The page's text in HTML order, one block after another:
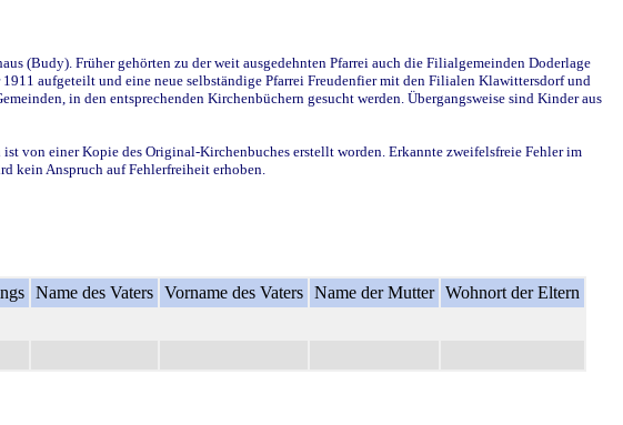
(Budy). Früher gehörten zu der weit ausgedehnten Pfarrei auch die Filialgemeinden Doderlage
aufgeteilt und eine neue selbständige Pfarrei Freudenfier mit den Filialen Klawittersdorf und
in den entsprechenden Kirchenbüchern gesucht werden. Übergangsweise sind Kinder aus
von einer Kopie des Original-Kirchenbuches erstellt worden. Erkannte zweifelsfreie Fehler im
kein Anspruch auf Fehlerfreiheit erhoben.
Name des Vaters Vorname des Vaters Name der Mutter Wohnort der Eltern